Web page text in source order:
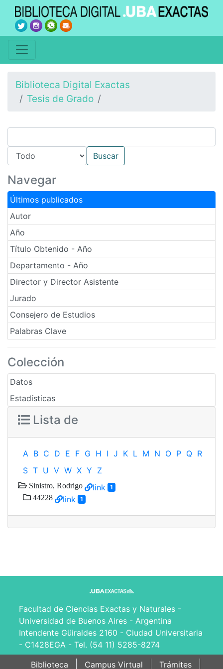
Biblioteca Digital Exactas
Tesis de Grado
Navegar
Últimos publicados
Autor
Año
Título Obtenido - Año
Departamento - Año
Director y Director Asistente
Jurado
Consejero de Estudios
Palabras Clave
Colección
Datos
Estadísticas
Lista de
A B C D E F G H I J K L M N O P Q R
S T U V W X Y Z
Sinistro, Rodrigo link 1
44228 link 1
Facultad de Ciencias Exactas y Naturales -
Universidad de Buenos Aires - Argentina
Intendente Güiraldes 2160 - Ciudad Universitaria
- C1428EGA - Tel. (54 11) 5285-8274
Biblioteca
Campus Virtual Trámites